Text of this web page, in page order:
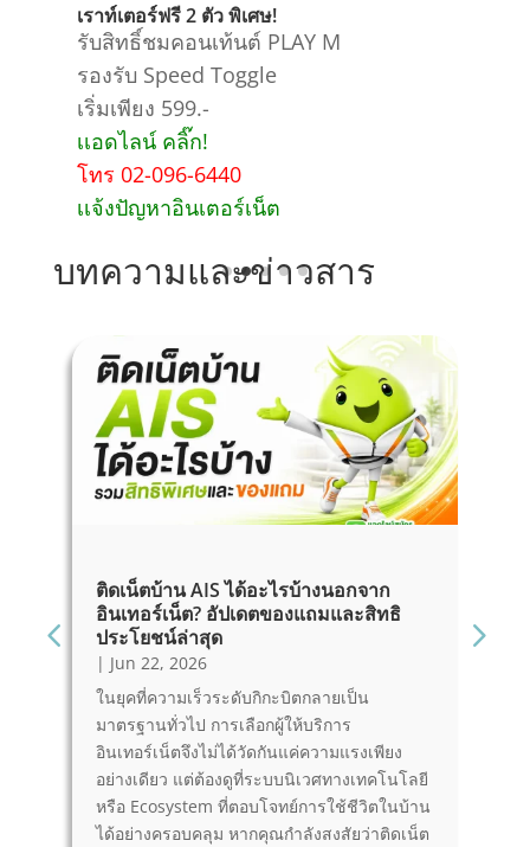
พิเศษ!
คอนเท้นต์ PLAY M
Toggle
6440
าอินเตอร์เน็ต
บทความและข่าวสาร
ติดเน็ตบ้าน AIS ได้อะไรบ้างนอกจาก
อินเทอร์เน็ต? อัปเดตของแถมและสิทธิ
ประโยชน์ล่าสุด
| Jun 22, 2026
ในยุคที่ความเร็วระดับกิกะบิตกลายเป็น
มาตรฐานทั่วไป การเลือกผู้ให้บริการ
อินเทอร์เน็ตจึงไม่ได้วัดกันแค่ความแรงเพียง
อย่างเดียว แต่ต้องดูที่ระบบนิเวศทางเทคโนโลยี
หรือ Ecosystem ที่ตอบโจทย์การใช้ชีวิตในบ้าน
ได้อย่างครอบคลุม หากคุณกำลังสงสัยว่าติดเน็ต